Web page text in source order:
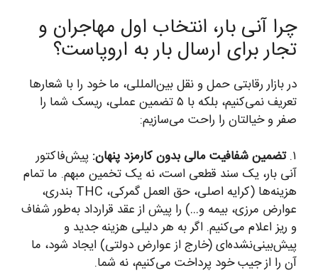
چرا آنی بار، انتخاب اول مهاجران و
تجار برای ارسال بار به اروپاست؟
در بازار رقابتی حمل و نقل بین‌المللی، ما خود را با شعارها
تعریف نمی‌کنیم، بلکه با ۵ تضمین عملی، ریسک شما را
صفر و خیالتان را راحت می‌سازیم:
۱. تضمین شفافیت مالی بدون کارمزد پنهان: پیش‌فاکتور
آنی بار، یک سند قطعی است، نه یک تخمین مبهم. ما تمام
هزینه‌ها (کرایه اصلی، حق العمل گمرکی، THC بندری،
عوارض مرزی، بیمه و…) را پیش از عقد قرارداد به‌طور شفاف
و ریز اعلام می‌کنیم. اگر به هر دلیلی هزینه جدید و
پیش‌بینی‌نشده‌ای (خارج از عوارض دولتی) ایجاد شود، ما
آن را از جیب خود پرداخت می‌کنیم، نه شما.